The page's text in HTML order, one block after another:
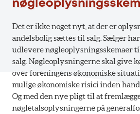
Det er ikke noget nyt, at der er
andelsbolig sættes til salg. Sælger
udlevere nøgleoplysningsskemaer
salg. Nøgleoplysningerne skal give
over foreningens økonomiske
mulige økonomiske risici inden
Og med den nye pligt til at
nøgletalsoplysningerne på